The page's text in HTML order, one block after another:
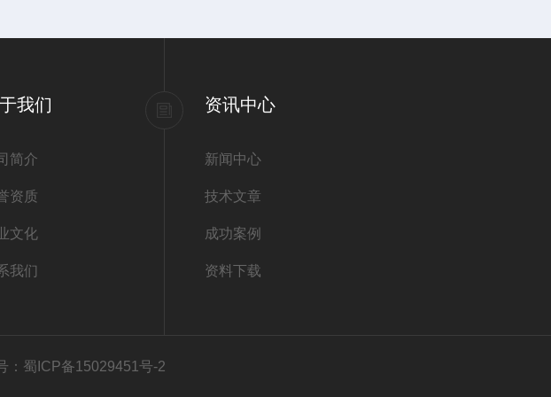
我们
简介
资质
文化
我们
资讯中心
新闻中心
技术文章
成功案例
资料下载
：蜀ICP备15029451号-2